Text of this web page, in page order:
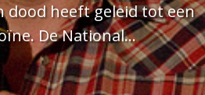
dood heeft geleid tot een
De National
drug omdat het
en er steeds grotere